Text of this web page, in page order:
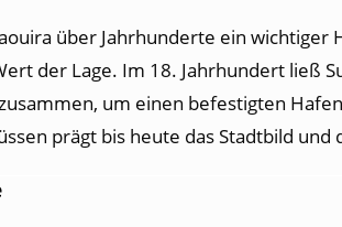
über Jahrhunderte ein
der Lage. Im 18. Jahrhundert ließ
um einen befestigten
prägt bis heute das Stadtbild und